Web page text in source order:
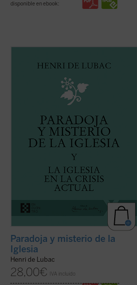
disponible en ebook:
cristianos en la sociedad
contemporánea? Este es el tema
dominante de los textos de Henri de
Lubac reunidos en el presente volumen.
Frente a una crisis que sacude las raíces
espirituales de Europa, el ...
(ver ficha)
Paradoja y misterio de la
Iglesia
Henri de Lubac
28,00€ IVA incluido